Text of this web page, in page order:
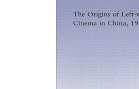
偉大的迷走神